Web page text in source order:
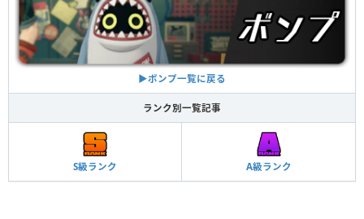
▶︎ボンプ一覧に戻る
ランク別一覧記事
S級ランク A級ランク